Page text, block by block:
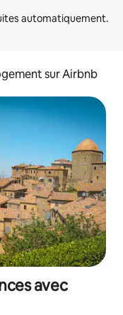
sur Airbnb
avec